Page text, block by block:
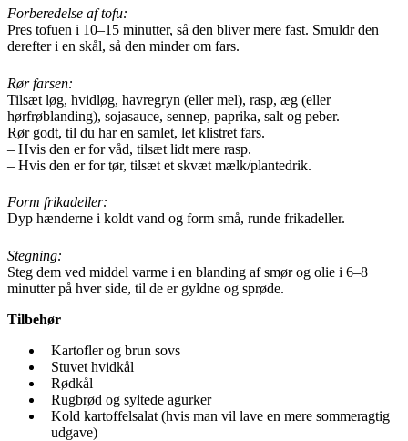
Forberedelse af tofu:
Pres tofuen i 10–15 minutter, så den bliver mere fast. Smuldr den
derefter i en skål, så den minder om fars.
Rør farsen:
Tilsæt løg, hvidløg, havregryn (eller mel), rasp, æg (eller
hørfrøblanding), sojasauce, sennep, paprika, salt og peber.
Rør godt, til du har en samlet, let klistret fars.
– Hvis den er for våd, tilsæt lidt mere rasp.
– Hvis den er for tør, tilsæt et skvæt mælk/plantedrik.
Form frikadeller:
Dyp hænderne i koldt vand og form små, runde frikadeller.
Stegning:
Steg dem ved middel varme i en blanding af smør og olie i 6–8
minutter på hver side, til de er gyldne og sprøde.
Tilbehør
Kartofler og brun sovs
Stuvet hvidkål
Rødkål
Rugbrød og syltede agurker
Kold kartoffelsalat (hvis man vil lave en mere sommeragtig
udgave)